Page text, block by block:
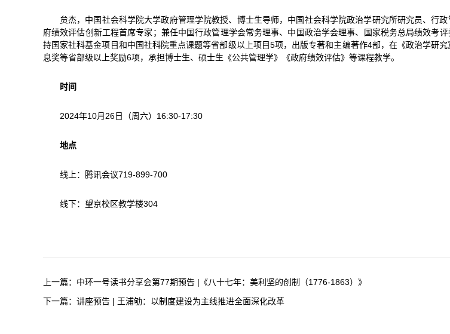
贠杰，中国社会科学院大学政府管理学院教授、博士生导师，中国社会科学院政治学研究所研究员、行
府绩效评估创新工程首席专家；兼任中国行政管理学会常务理事、中国政治学会理事、国家税务总局绩效考
持国家社科基金项目和中国社科院重点课题等省部级以上项目5项，出版专著和主编著作4部，在《政治学研
息奖等省部级以上奖励6项，承担博士生、硕士生《公共管理学》《政府绩效评估》等课程教学。
时间
2024年10月26日（周六）16:30-17:30
地点
线上：腾讯会议719-899-700
线下：望京校区教学楼304
上一篇： 中环一号读书分享会第77期预告 |《八十七年：美利坚的创制（1776-1863）》
下一篇： 讲座预告 | 王浦劬：以制度建设为主线推进全面深化改革